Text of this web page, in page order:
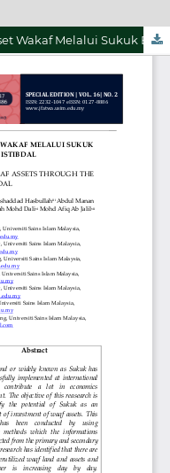
Wakaf Sukuk – Pembangunan Aset Wakaf Melalui Sukuk Berdasarkan Konsep Istibdal